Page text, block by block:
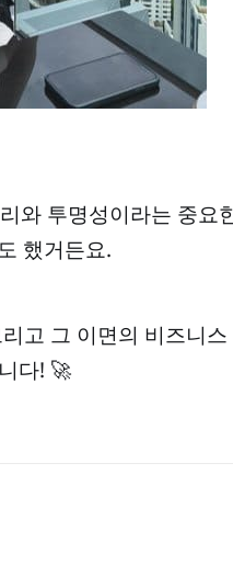
와 투명성이라는 중
했거든요.
고 그 이면의 비즈니
다! 🚀